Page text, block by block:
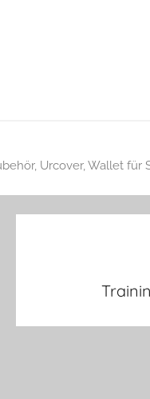
, Urcover,Wallet für